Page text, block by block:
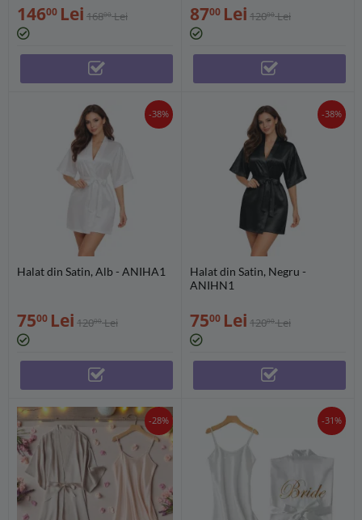
14600 Lei 16800 Lei 8700 Lei 12000 Lei
-38%
Halat din Satin, Alb - ANIHA1
7500 Lei 12000 Lei
-38%
Halat din Satin, Negru -
ANIHN1
7500 Lei 12000 Lei
-28% -31%